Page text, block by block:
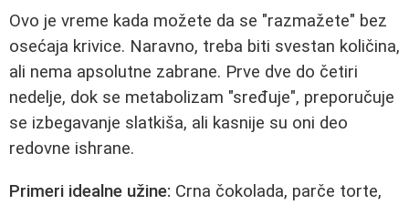
Ovo je vreme kada možete da se "razmažete" bez
osećaja krivice. Naravno, treba biti svestan količina,
ali nema apsolutne zabrane. Prve dve do četiri
nedelje, dok se metabolizam "sređuje", preporučuje
se izbegavanje slatkiša, ali kasnije su oni deo
redovne ishrane.
Primeri idealne užine: Crna čokolada, parče torte,